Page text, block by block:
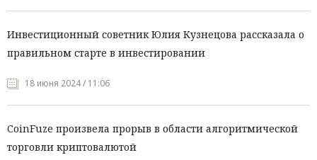
Инвестиционный советник Юлия Кузнецова рассказала о
правильном старте в инвестировании
18 июня 2024 / 11:06
CoinFuze произвела прорыв в области алгоритмической
торговли криптовалютой